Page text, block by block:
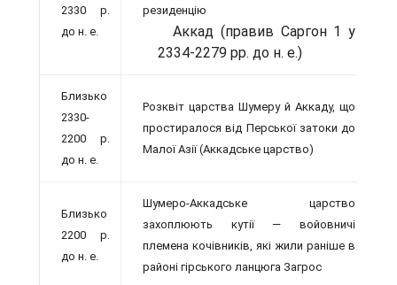
2330 р.
до н. е.
резиденцію
Аккад (правив Саргон 1 у
2334-2279 рр. до н. е.)
Близько
2330-
2200 р.
до н. е.
Розквіт царства Шумеру й Аккаду, що
простиралося від Перської затоки до
Малої Азії (Аккадське царство)
Близько
2200 р.
до н. е.
Шумеро-Аккадське царство
захоплюють кутії — войовничі
племена кочівників, які жили раніше в
районі гірського ланцюга Загрос